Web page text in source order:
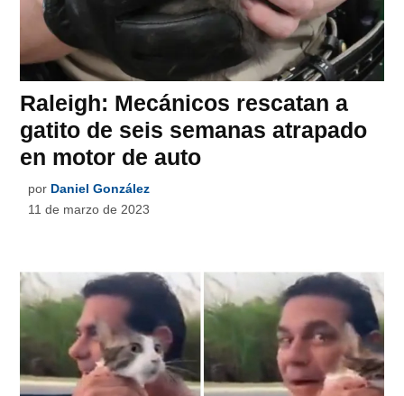
Raleigh: Mecánicos rescatan a
gatito de seis semanas atrapado
en motor de auto
por Daniel González
11 de marzo de 2023